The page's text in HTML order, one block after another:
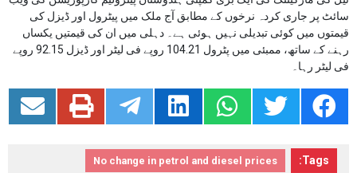
سائٹ پر جاری کردہ نرخوں کے مطابق آج ملک میں پیٹرول اور ڈیزل کی
قیمتوں میں کوئی تبدیلی نہیں ہوئی ہے۔ دہلی میں ان کی قیمتیں یکساں
رہنے کے ساتھ، ممبئی میں پٹرول 104.21 روپے فی لیٹر اور ڈیزل 92.15 روپے
فی لیٹر رہا۔
Tags:
No change in petrol and diesel prices